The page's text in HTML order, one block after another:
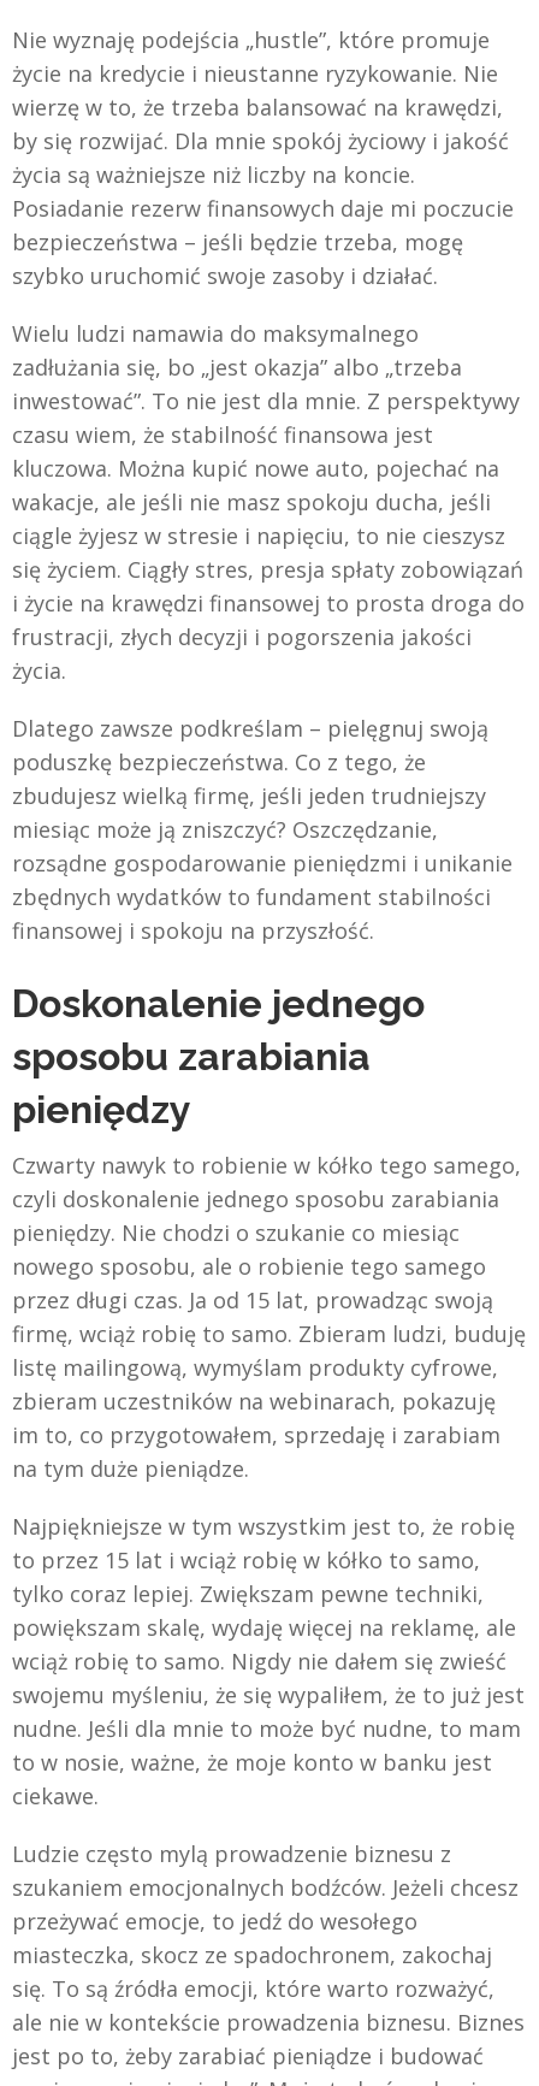
Nie wyznaję podejścia „hustle”, które promuje
życie na kredycie i nieustanne ryzykowanie. Nie
wierzę w to, że trzeba balansować na krawędzi,
by się rozwijać. Dla mnie spokój życiowy i jakość
życia są ważniejsze niż liczby na koncie.
Posiadanie rezerw finansowych daje mi poczucie
bezpieczeństwa – jeśli będzie trzeba, mogę
szybko uruchomić swoje zasoby i działać.
Wielu ludzi namawia do maksymalnego
zadłużania się, bo „jest okazja” albo „trzeba
inwestować”. To nie jest dla mnie. Z perspektywy
czasu wiem, że stabilność finansowa jest
kluczowa. Można kupić nowe auto, pojechać na
wakacje, ale jeśli nie masz spokoju ducha, jeśli
ciągle żyjesz w stresie i napięciu, to nie cieszysz
się życiem. Ciągły stres, presja spłaty zobowiązań
i życie na krawędzi finansowej to prosta droga do
frustracji, złych decyzji i pogorszenia jakości
życia.
Dlatego zawsze podkreślam – pielęgnuj swoją
poduszkę bezpieczeństwa. Co z tego, że
zbudujesz wielką firmę, jeśli jeden trudniejszy
miesiąc może ją zniszczyć? Oszczędzanie,
rozsądne gospodarowanie pieniędzmi i unikanie
zbędnych wydatków to fundament stabilności
finansowej i spokoju na przyszłość.
Doskonalenie jednego
sposobu zarabiania
pieniędzy
Czwarty nawyk to robienie w kółko tego samego,
czyli doskonalenie jednego sposobu zarabiania
pieniędzy. Nie chodzi o szukanie co miesiąc
nowego sposobu, ale o robienie tego samego
przez długi czas. Ja od 15 lat, prowadząc swoją
firmę, wciąż robię to samo. Zbieram ludzi, buduję
listę mailingową, wymyślam produkty cyfrowe,
zbieram uczestników na webinarach, pokazuję
im to, co przygotowałem, sprzedaję i zarabiam
na tym duże pieniądze.
Najpiękniejsze w tym wszystkim jest to, że robię
to przez 15 lat i wciąż robię w kółko to samo,
tylko coraz lepiej. Zwiększam pewne techniki,
powiększam skalę, wydaję więcej na reklamę, ale
wciąż robię to samo. Nigdy nie dałem się zwieść
swojemu myśleniu, że się wypaliłem, że to już jest
nudne. Jeśli dla mnie to może być nudne, to mam
to w nosie, ważne, że moje konto w banku jest
ciekawe.
Ludzie często mylą prowadzenie biznesu z
szukaniem emocjonalnych bodźców. Jeżeli chcesz
przeżywać emocje, to jedź do wesołego
miasteczka, skocz ze spadochronem, zakochaj
się. To są źródła emocji, które warto rozważyć,
ale nie w kontekście prowadzenia biznesu. Biznes
jest po to, żeby zarabiać pieniądze i budować